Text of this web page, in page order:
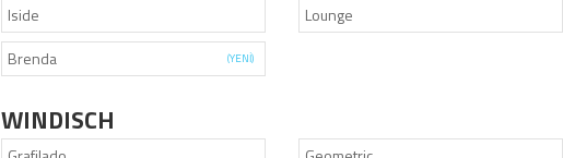
Iside Lounge
Brenda
(YENİ)
WINDISCH